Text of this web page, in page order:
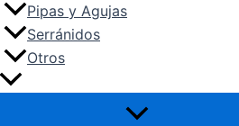
Pipas y Agujas
Serránidos
Otros